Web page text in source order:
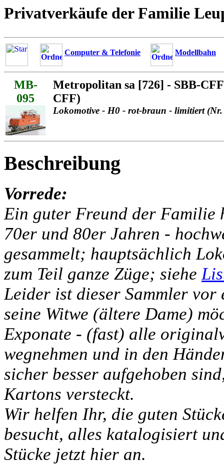
Privatverkäufe der Familie
Computer & Telefonie Modellbahn
MB-
095
Metropolitan sa [726] - SBB-
CFF)
Lokomotive - H0 - rot-braun - limitiert
Beschreibung
Vorrede:
Ein guter Freund der
70er und 80er Jahren -
gesammelt; hauptsächlich
zum Teil ganze Züge; siehe
Leider ist dieser Sammler
seine Witwe (ältere Dame)
Exponate - (fast) alle
wegnehmen und in den
sicher besser aufgehoben
Kartons versteckt.
Wir helfen Ihr, die guten
besucht, alles katalogisiert
Stücke jetzt hier an.